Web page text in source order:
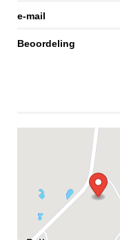
e-mail
Beoordeling